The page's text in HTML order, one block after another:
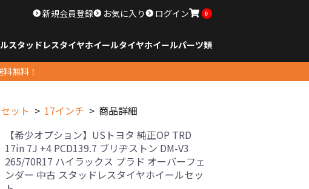
新規会員登録 お気に入り ログイン 0
スタッドレスタイヤホイールタイヤホイールパーツ類
無料！
ット 17インチ 商品詳細
【希少オプション】USトヨタ 純正OP TRD
17in 7J +4 PCD139.7 ブリヂストン DM-V3
265/70R17 ハイラックス プラド オーバーフェ
ンダー 中古 スタッドレスタイヤホイールセッ